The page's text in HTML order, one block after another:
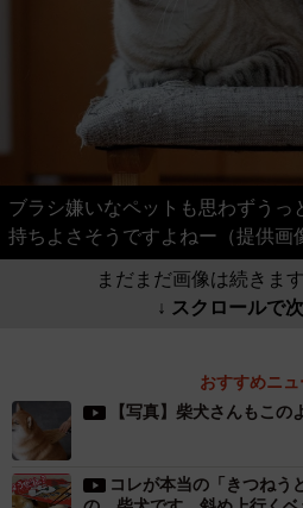
ブラシ嫌いなペットも思わずう
持ちよさそうですよねー（提供画
まだまだ画像は続きま
↓ スクロールで
おすすめニュ
【写真】柴犬さんもこの
コレが本当の「きつね